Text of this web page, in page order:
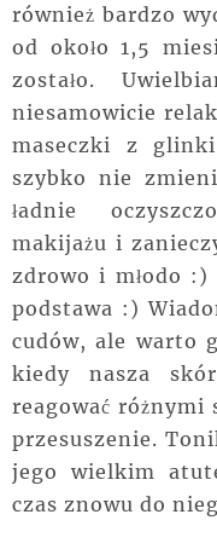
również bardzo
od około 1,5
zostało.
niesamowicie
maseczki z
szybko nie
ładnie
makijażu i
zdrowo i młodo :)
podstawa :)
cudów, ale warto
kiedy nasza
reagować różnymi
przesuszenie.
jego wielkim
czas znowu do